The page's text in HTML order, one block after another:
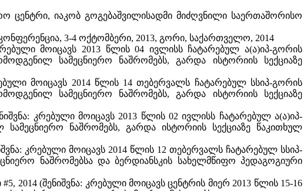
ცენტრი, იაკობ გოგებაშვილისადმი მიძღვნილი საერთაშორისო
3-4 ოქტომბერი, 2013, გორი, საქართველო, 2014
მოიცავს 2013 წლის 04 ივლისს ჩატარებულ ა(ა)იპ-გორის
სამეცნიერო ნაშრომებს, გარდა ისტორიის სექციაზე
მოიცავს 2014 წლის 14 თებერვალს ჩატარებულ სსიპ-გორის
სამეცნიერო ნაშრომებს, გარდა ისტორიის სექციაზე
კრებული მოიცავს 2013 წლის 02 ივლისს ჩატარებულ ა(ა)იპ-
ნაშრომებს, გარდა ისტორიის სექციაზე წაკითხულ
კრებული მოიცავს 2014 წლის 12 თებერვალს ჩატარებულ სსიპ-
ნაშრომებსა და ბერდიანსკის სახელმწიფო პედაგოგიური
(შენიშვნა: კრებული მოიცავს ცენტრის მიერ 2013 წლის 15-16